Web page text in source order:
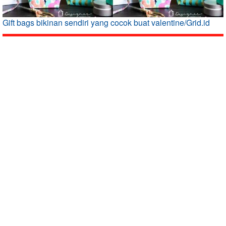
Gift bags bikinan sendiri yang cocok buat valentine/Grid.id